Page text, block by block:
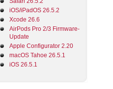
iOS/iPadOS 26.5.2
Xcode 26.6
AirPods Pro 2/3 Firmware-
Update
Apple Configurator 2.20
macOS Tahoe 26.5.1
iOS 26.5.1